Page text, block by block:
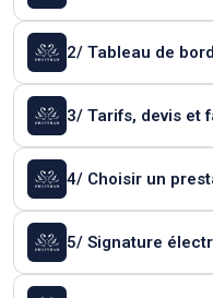
3/ Tarifs, devis et
4/ Choisir un
5/ Signature